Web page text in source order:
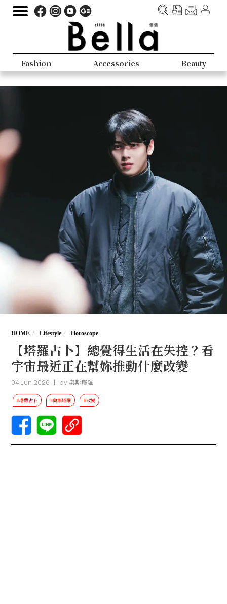
Fashion Accessories Beauty
HOME Lifestyle Horoscope
【塔羅占卜】總覺得生活在失控？看
宇宙最近正在幫妳推動什麼改變
04 Jun 2026 | by 奧斯塔羅
#塔羅占卜 #奧斯塔羅 #改變